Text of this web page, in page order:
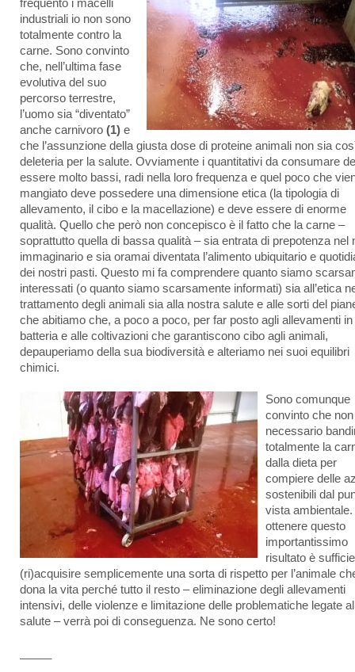
frequento i macelli
industriali io non sono
totalmente contro la
carne. Sono convinto
che, nell’ultima fase
evolutiva del suo
percorso terrestre,
l’uomo sia “diventato”
anche carnivoro (1) e
che l’assunzione della giusta dose di proteine animali non sia
deleteria per la salute. Ovviamente i quantitativi da consumare
essere molto bassi, radi nella loro frequenza e quel poco che
mangiato deve possedere una dimensione etica (la tipologia di
allevamento, il cibo e la macellazione) e deve essere di enorme
qualità. Quello che però non concepisco è il fatto che la carne –
soprattutto quella di bassa qualità – sia entrata di prepotenza nel
immaginario e sia oramai diventata l’alimento ubiquitario e
dei nostri pasti. Questo mi fa comprendere quanto siamo
interessati (o quanto siamo scarsamente informati) sia all’etica
trattamento degli animali sia alla nostra salute e alle sorti del
che abitiamo che, a poco a poco, per far posto agli allevamenti in
batteria e alle coltivazioni che garantiscono cibo agli animali,
depauperiamo della sua biodiversità e alteriamo nei suoi equilibri
chimici.
Sono comunque
convinto che
necessario
totalmente la
dalla dieta per
compiere delle
sostenibili dal
vista ambientale.
ottenere questo
importantissimo
risultato è
(ri)acquisire semplicemente una sorta di rispetto per l’animale
dona la vita perché tutto il resto – eliminazione degli allevamenti
intensivi, delle violenze e limitazione delle problematiche legate
salute – verrà poi di conseguenza. Ne sono certo!